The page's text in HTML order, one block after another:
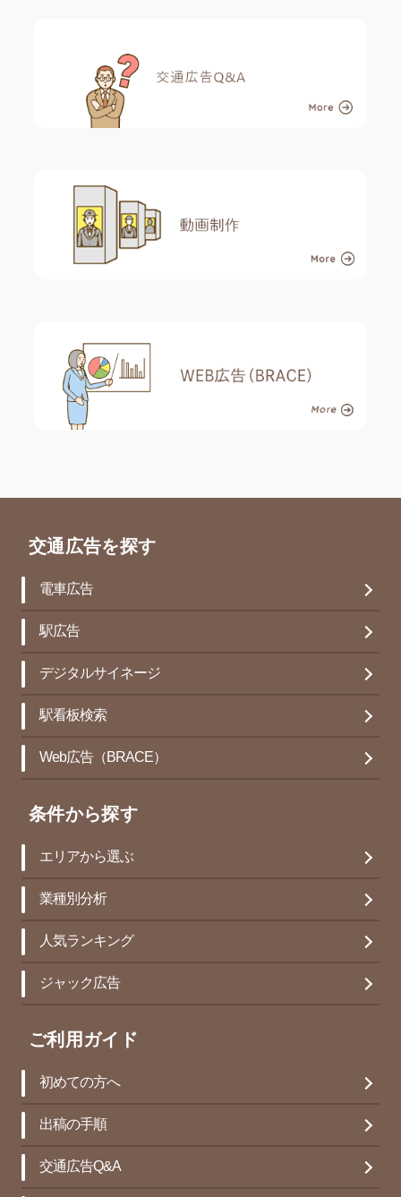
交通広告を探す
電車広告
駅広告
デジタルサイネージ
駅看板検索
Web広告（BRACE）
条件から探す
エリアから選ぶ
業種別分析
人気ランキング
ジャック広告
ご利用ガイド
初めての方へ
出稿の手順
交通広告Q&A